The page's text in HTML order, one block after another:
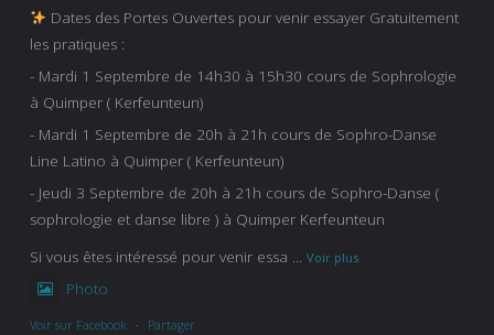
Dates des Portes Ouvertes pour venir essayer Gratuitement
les pratiques :
- Mardi 1 Septembre de 14h30 à 15h30 cours de Sophrologie
à Quimper ( Kerfeunteun)
- Mardi 1 Septembre de 20h à 21h cours de Sophro-Danse
Line Latino à Quimper ( Kerfeunteun)
- Jeudi 3 Septembre de 20h à 21h cours de Sophro-Danse (
sophrologie et danse libre ) à Quimper Kerfeunteun
Si vous êtes intéressé pour venir essa ... Voir plus
Photo
Voir sur Facebook · Partager